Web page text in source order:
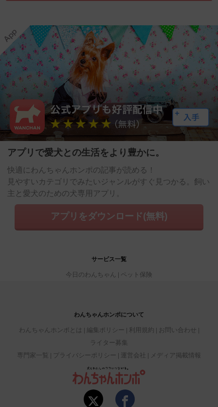
アプリで愛犬との生活をより豊かに。
快適にわんちゃんホンポの記事が読める！
見やすいカテゴリでみたいジャンルがすぐ見つかる。飼い
主と愛犬のための犬専用アプリ。
アプリをダウンロード(無料)
サービス一覧
今日のわんちゃん ペット保険
わんちゃんホンポについて
わんちゃんホンポとは 編集ポリシー 利用規約
お問い合わせ
ライター募集
専門家一覧
プライバシーポリシー 運営会社 メディア掲載情報